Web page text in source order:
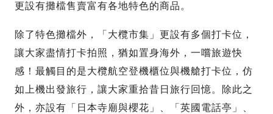
更設有攤檔售賣富有各地特色的商品。
除了特色攤檔外，「大欖市集」更設有多個打卡位，
讓大家盡情打卡拍照，猶如置身海外，一嚐旅遊快
感！最觸目的是大欖航空登機櫃位與機艙打卡位，仿
如上機出發旅行，讓大家重拾昔日旅行回憶。除此之
外，亦設有「日本寺廟與櫻花」、「英國電話亭」、